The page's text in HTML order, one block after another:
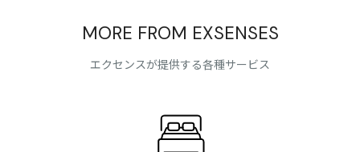
MORE FROM EXSENSES
エクセンスが提供する各種サービス